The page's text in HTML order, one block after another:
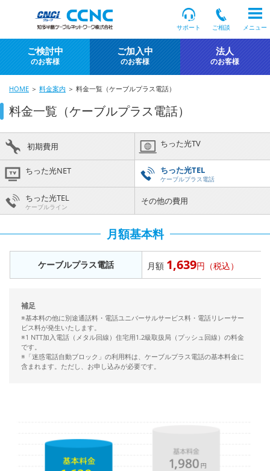
サポート ご相談 メニュー
ご検討中
のお客様
ご加入中
のお客様
法人
のお客様
HOME ＞ 料金案内 ＞ 料金一覧（ケーブルプラス電話）
料金一覧（ケーブルプラス電話）
初期費用 ちった光TV
ちった光NET ちった光TEL
ケーブルプラス電話
ちった光TEL
ケーブルライン
その他の費用
月額基本料
ケーブルプラス電話 月額 1,639円（税込）
補足
※基本料の他に別途通話料・電話ユニバーサルサービス料・電話リレーサー
ビス料が発生いたします。
※1 NTT加入電話（メタル回線）住宅用1.2級取扱局（プッシュ回線）の料金
です。
※「迷惑電話自動ブロック」の利用料は、ケーブルプラス電話の基本料金に
含まれます。ただし、お申し込みが必要です。